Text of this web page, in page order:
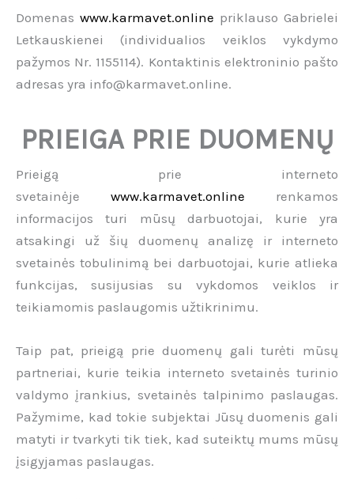
Domenas www.karmavet.online priklauso Gabrielei
Letkauskienei (individualios veiklos vykdymo
pažymos Nr. 1155114). Kontaktinis elektroninio pašto
adresas yra info@karmavet.online.
PRIEIGA PRIE DUOMENŲ
Prieigą prie interneto
svetainėje www.karmavet.online renkamos
informacijos turi mūsų darbuotojai, kurie yra
atsakingi už šių duomenų analizę ir interneto
svetainės tobulinimą bei darbuotojai, kurie atlieka
funkcijas, susijusias su vykdomos veiklos ir
teikiamomis paslaugomis užtikrinimu.
Taip pat, prieigą prie duomenų gali turėti mūsų
partneriai, kurie teikia interneto svetainės turinio
valdymo įrankius, svetainės talpinimo paslaugas.
Pažymime, kad tokie subjektai Jūsų duomenis gali
matyti ir tvarkyti tik tiek, kad suteiktų mums mūsų
įsigyjamas paslaugas.